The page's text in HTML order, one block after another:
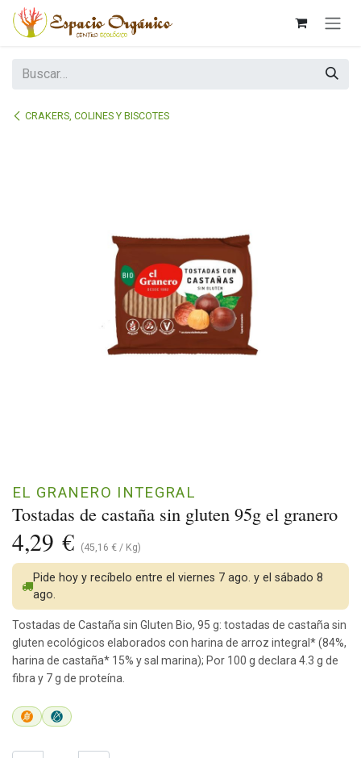
Ir al contenido
CRAKERS, COLINES Y BISCOTES
Tostadas de castaña sin gluten 95g el granero
EL GRANERO INTEGRAL
4,29 € (45,16 € / Kg)
Pide hoy y recíbelo entre el viernes 7 ago. y el sábado 8
ago.
Tostadas de Castaña sin Gluten Bio, 95 g: tostadas de castaña sin
gluten ecológicos elaborados con harina de arroz integral* (84%,
harina de castaña* 15% y sal marina); Por 100 g declara 4.3 g de
fibra y 7 g de proteína.